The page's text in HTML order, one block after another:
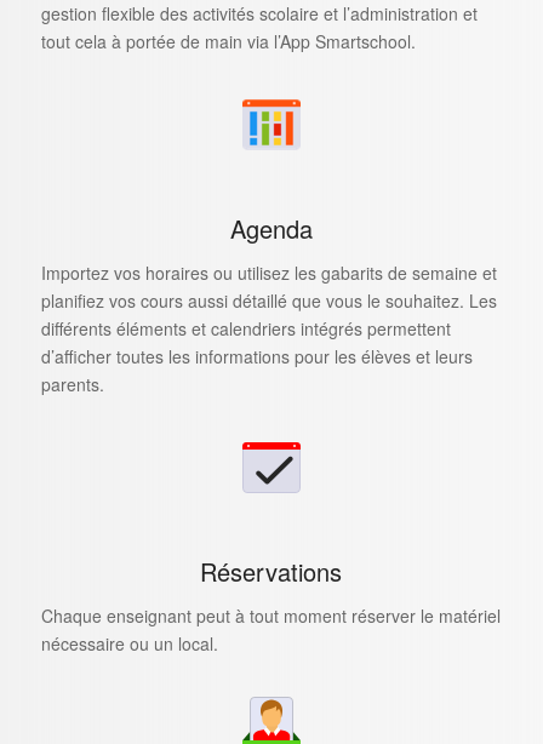
gestion flexible des activités scolaire et l’administration et
tout cela à portée de main via l’App Smartschool.
Agenda
Importez vos horaires ou utilisez les gabarits de semaine et
planifiez vos cours aussi détaillé que vous le souhaitez. Les
différents éléments et calendriers intégrés permettent
d’afficher toutes les informations pour les élèves et leurs
parents.
Réservations
Chaque enseignant peut à tout moment réserver le matériel
nécessaire ou un local.